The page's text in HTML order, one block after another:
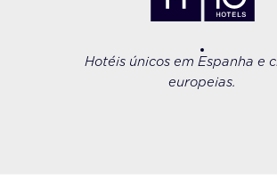
Hotéis únicos em Espanha e
europeias.